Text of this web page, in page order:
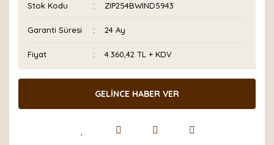
Stok Kodu ZIP254BWIND5943
Garanti Süresi 24 Ay
Fiyat 4.360,42 TL + KDV
GELİNCE HABER VER